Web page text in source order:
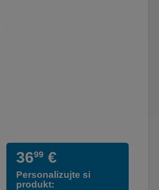
3699 €
Personalizujte si
produkt: